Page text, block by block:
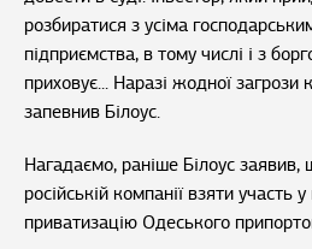
розбиратися з усіма
підприємства, в тому числі і з
приховує... Наразі жодної загрози
запевнив Білоус.
Нагадаємо, раніше Білоус
російській компанії взяти участь
приватизацію Одеського